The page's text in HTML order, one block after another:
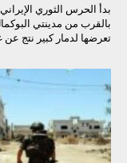
بدأ الحرس الثوري
بالقرب من مدينتي
تعرضها لدمار كبير نتج عن